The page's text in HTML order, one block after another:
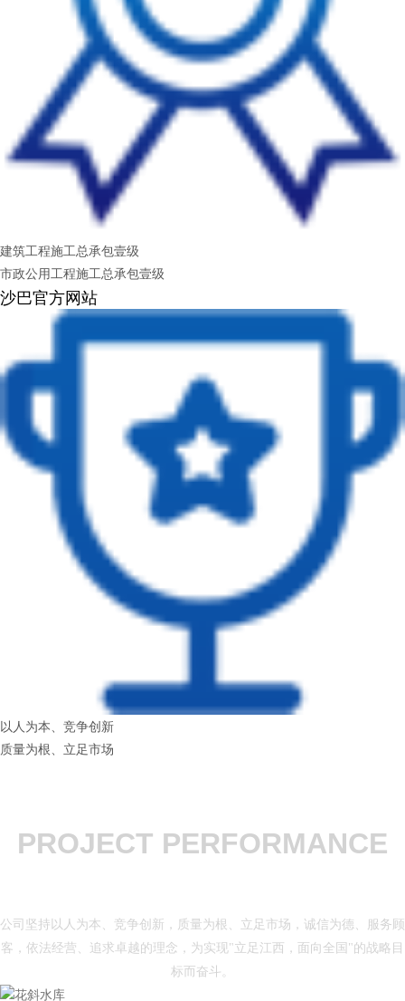
建筑工程施工总承包壹级
市政公用工程施工总承包壹级
沙巴官方网站
以人为本、竞争创新
质量为根、立足市场
PROJECT PERFORMANCE
公司坚持以人为本、竞争创新，质量为根、立足市场，诚信为德、服务顾
客，依法经营、追求卓越的理念，为实现"立足江西，面向全国"的战略目
标而奋斗。